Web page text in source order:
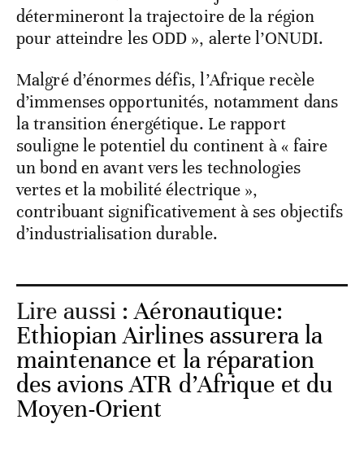
détermineront la trajectoire de la région
pour atteindre les ODD », alerte l’ONUDI.
Malgré d’énormes défis, l’Afrique recèle
d’immenses opportunités, notamment dans
la transition énergétique. Le rapport
souligne le potentiel du continent à « faire
un bond en avant vers les technologies
vertes et la mobilité électrique »,
contribuant significativement à ses objectifs
d’industrialisation durable.
Lire aussi :Aéronautique:
Ethiopian Airlines assurera la
maintenance et la réparation
des avions ATR d’Afrique et du
Moyen-Orient